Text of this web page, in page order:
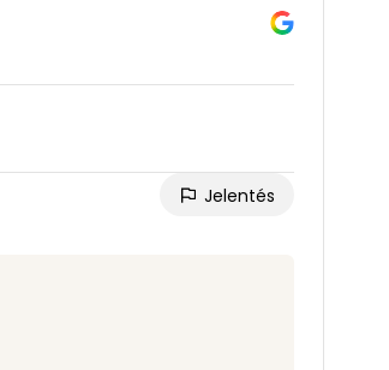
Jelentés